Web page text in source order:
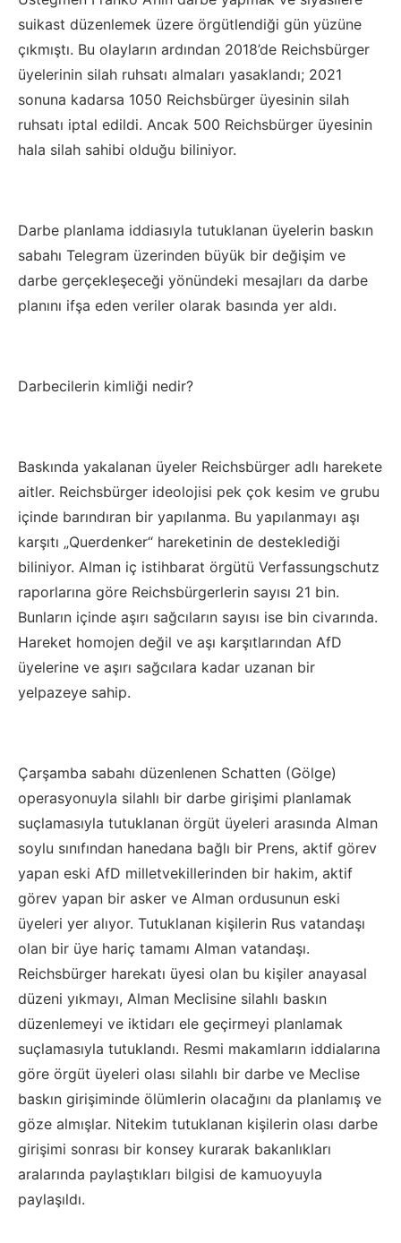
suikast düzenlemek üzere örgütlendiği gün yüzüne
çıkmıştı. Bu olayların ardından 2018’de Reichsbürger
üyelerinin silah ruhsatı almaları yasaklandı; 2021
sonuna kadarsa 1050 Reichsbürger üyesinin silah
ruhsatı iptal edildi. Ancak 500 Reichsbürger üyesinin
hala silah sahibi olduğu biliniyor.
Darbe planlama iddiasıyla tutuklanan üyelerin baskın
sabahı Telegram üzerinden büyük bir değişim ve
darbe gerçekleşeceği yönündeki mesajları da darbe
planını ifşa eden veriler olarak basında yer aldı.
Darbecilerin kimliği nedir?
Baskında yakalanan üyeler Reichsbürger adlı harekete
aitler. Reichsbürger ideolojisi pek çok kesim ve grubu
içinde barındıran bir yapılanma. Bu yapılanmayı aşı
karşıtı „Querdenker“ hareketinin de desteklediği
biliniyor. Alman iç istihbarat örgütü Verfassungschutz
raporlarına göre Reichsbürgerlerin sayısı 21 bin.
Bunların içinde aşırı sağcıların sayısı ise bin civarında.
Hareket homojen değil ve aşı karşıtlarından AfD
üyelerine ve aşırı sağcılara kadar uzanan bir
yelpazeye sahip.
Çarşamba sabahı düzenlenen Schatten (Gölge)
operasyonuyla silahlı bir darbe girişimi planlamak
suçlamasıyla tutuklanan örgüt üyeleri arasında Alman
soylu sınıfından hanedana bağlı bir Prens, aktif görev
yapan eski AfD milletvekillerinden bir hakim, aktif
görev yapan bir asker ve Alman ordusunun eski
üyeleri yer alıyor. Tutuklanan kişilerin Rus vatandaşı
olan bir üye hariç tamamı Alman vatandaşı.
Reichsbürger harekatı üyesi olan bu kişiler anayasal
düzeni yıkmayı, Alman Meclisine silahlı baskın
düzenlemeyi ve iktidarı ele geçirmeyi planlamak
suçlamasıyla tutuklandı. Resmi makamların iddialarına
göre örgüt üyeleri olası silahlı bir darbe ve Meclise
baskın girişiminde ölümlerin olacağını da planlamış ve
göze almışlar. Nitekim tutuklanan kişilerin olası darbe
girişimi sonrası bir konsey kurarak bakanlıkları
aralarında paylaştıkları bilgisi de kamuoyuyla
paylaşıldı.